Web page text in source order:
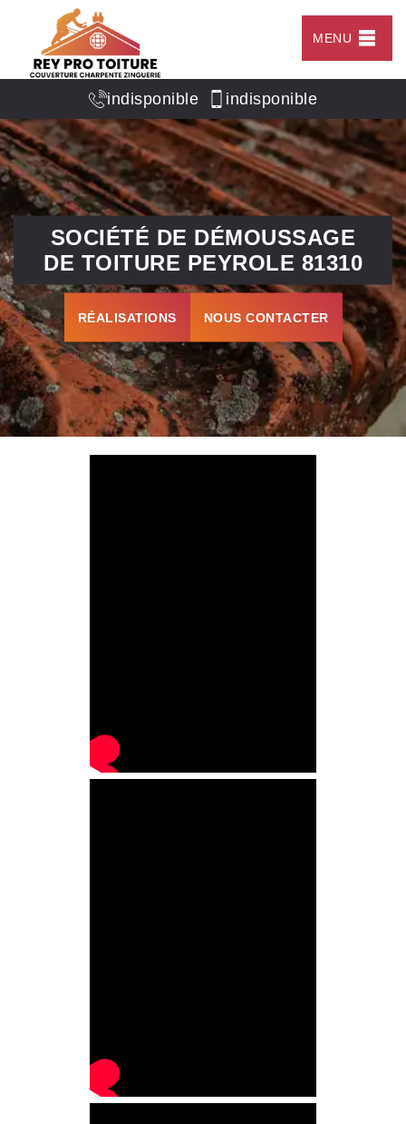
MENU
indisponible indisponible
SOCIÉTÉ DE DÉMOUSSAGE
DE TOITURE PEYROLE 81310
RÉALISATIONS NOUS CONTACTER